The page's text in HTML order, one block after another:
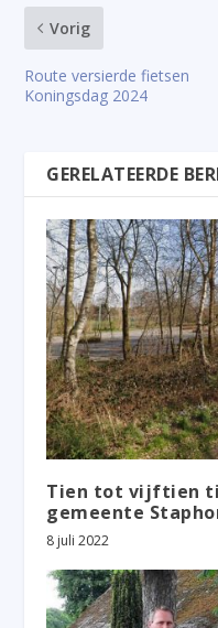
Vorig
Route versierde fietsen
Koningsdag 2024
GERELATEERDE
Tien tot vijftien
gemeente
8 juli 2022